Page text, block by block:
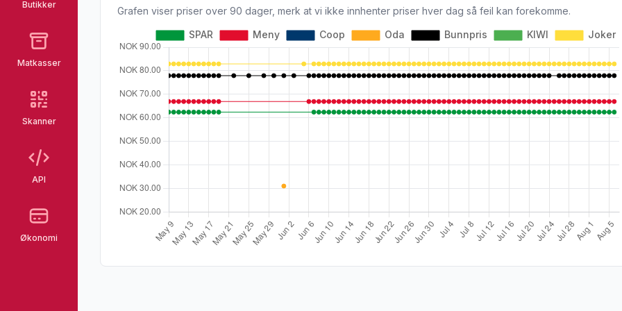
Butikker
Matkasser
Skanner
API
Økonomi
Grafen viser priser over 90 dager, merk at vi ikke innhenter priser hver dag så feil kan forekomme.